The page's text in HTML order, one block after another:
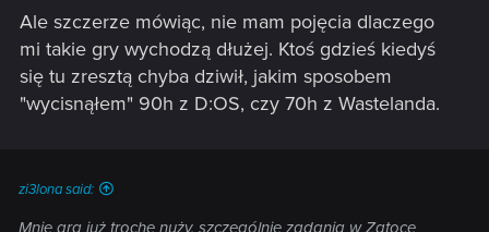
Ale szczerze mówiąc, nie mam pojęcia dlaczego
mi takie gry wychodzą dłużej. Ktoś gdzieś kiedyś
się tu zresztą chyba dziwił, jakim sposobem
"wycisnąłem" 90h z D:OS, czy 70h z Wastelanda.
zi3lona said:
Mnie gra już trochę nuży, szczególnie zadania w Zatoce